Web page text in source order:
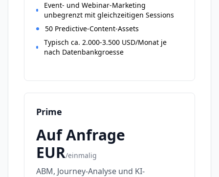
Event- und Webinar-Marketing
unbegrenzt mit gleichzeitigen Sessions
50 Predictive-Content-Assets
Typisch ca. 2.000-3.500 USD/Monat je
nach Datenbankgroesse
Prime
Auf Anfrage
EUR/einmalig
ABM, Journey-Analyse und KI-